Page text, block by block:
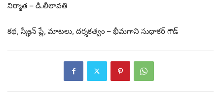
నిర్మాత – డి.లీలావతి
కథ, స్క్రీన్ ప్లే, మాటలు, దర్శకత్వం – భీమగాని సుధాకర్ గౌడ్